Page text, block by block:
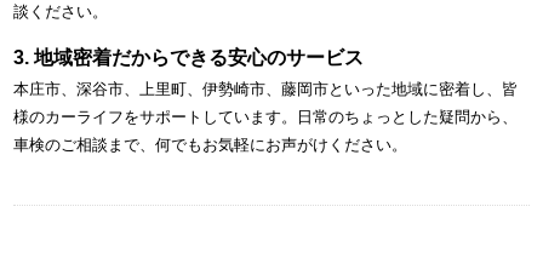
談ください。
3. 地域密着だからできる安心のサービス
本庄市、深谷市、上里町、伊勢崎市、藤岡市といった地域に密着し、皆
様のカーライフをサポートしています。日常のちょっとした疑問から、
車検のご相談まで、何でもお気軽にお声がけください。